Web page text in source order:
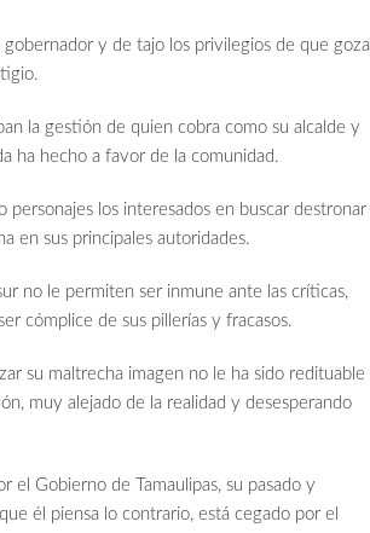
gobernador y de tajo los privilegios de que goza
la gestión de quien cobra como su alcalde y
ha hecho a favor de la comunidad.
personajes los interesados en buscar destronar
en sus principales autoridades.
no le permiten ser inmune ante las críticas,
cómplice de sus pillerías y fracasos.
su maltrecha imagen no le ha sido redituable
muy alejado de la realidad y desesperando
el Gobierno de Tamaulipas, su pasado y
él piensa lo contrario, está cegado por el